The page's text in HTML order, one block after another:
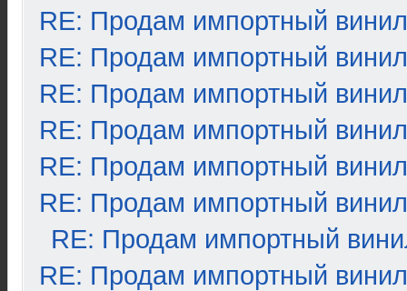
RE: Продам импортный винил
RE: Продам импортный винил
RE: Продам импортный винил
RE: Продам импортный винил
RE: Продам импортный винил
RE: Продам импортный винил
RE: Продам импортный
RE: Продам импортный винил